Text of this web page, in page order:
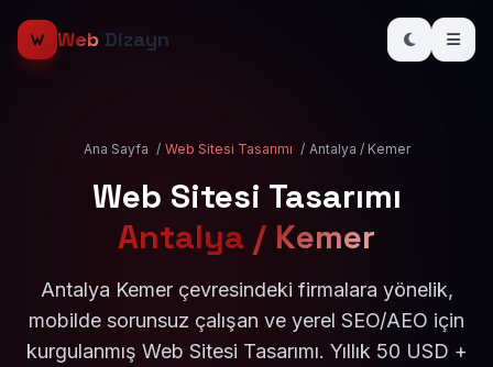
Web Dizayn
Ana Sayfa / Web Sitesi Tasarımı / Antalya / Kemer
Web Sitesi Tasarımı
Antalya / Kemer
Antalya Kemer çevresindeki firmalara yönelik,
mobilde sorunsuz çalışan ve yerel SEO/AEO için
kurgulanmış Web Sitesi Tasarımı. Yıllık 50 USD +